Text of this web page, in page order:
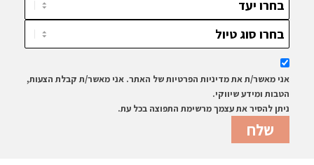
אני מאשר/ת את מדיניות הפרטיות של האתר. אני מאשר/ת קבלת הצעות,
הטבות ומידע שיווקי.
ניתן להסיר את עצמך מרשימת התפוצה בכל עת.